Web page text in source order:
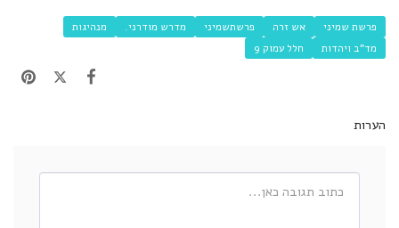
פרשת שמיני אש זרה פרשתשמיני מדרש מודרני.
מנהיגות
מד"ב ויהדות
חלל עמוק 9
הערות